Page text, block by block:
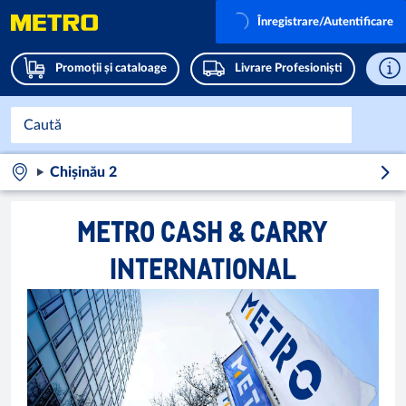
Promoții și cataloage Livrare Profesioniști
Înregistrare/Autentificare
Chișinău 2
METRO CASH & CARRY
INTERNATIONAL